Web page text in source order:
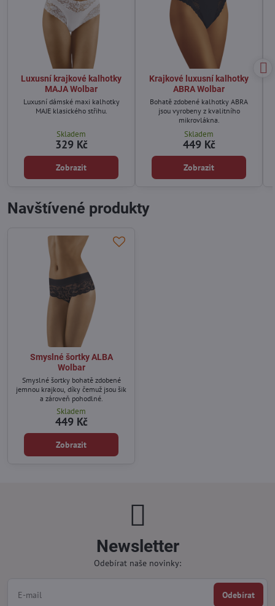
Luxusní krajkové kalhotky
MAJA Wolbar
Luxusní dámské maxi kalhotky
MAJE klasického střihu.
Skladem
329 Kč
Zobrazit
Krajkové luxusní kalhotky
ABRA Wolbar
Bohatě zdobené kalhotky ABRA
jsou vyrobeny z kvalitního
mikrovlákna.
Skladem
449 Kč
Zobrazit
Navštívené produkty
Smyslné šortky ALBA
Wolbar
Smyslné šortky bohatě zdobené
jemnou krajkou, díky čemuž jsou šik
a zároveň pohodlné.
Skladem
449 Kč
Zobrazit
Newsletter
Odebírat naše novinky:
Odebírat